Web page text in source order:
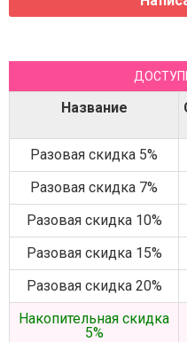
Название
Разовая скидка 5%
Разовая скидка 7%
Разовая скидка 10%
Разовая скидка 15%
Разовая скидка 20%
Накопительная скидка
5%